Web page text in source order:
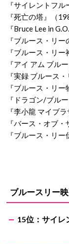
『サイレントフル
『死亡の塔』（
『Bruce Lee in
『ブルース・リ
『ブルース・リー
『アイ アム ブル
『実録 ブルース
『ブルース・リー
『ドラゴン/ブル
『李小龍 マイブ
『バース・オブ
『ブルース・リ
ブルースリー
15位：サイレ